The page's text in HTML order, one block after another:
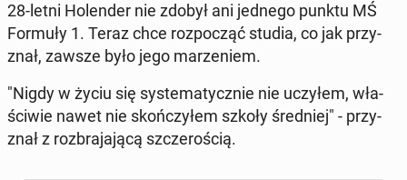
28-letni Ho­len­der nie zdobył ani jednego punktu MŚ
Formuły 1. Teraz chce roz­po­cząć studia, co jak przy­
znał, zawsze było jego ma­rze­niem.
"Nigdy w życiu się sys­te­ma­tycz­nie nie uczyłem, wła­
ści­wie nawet nie skoń­czy­łem szkoły śred­niej" - przy­
znał z roz­bra­ja­ją­cą szcze­ro­ścią.